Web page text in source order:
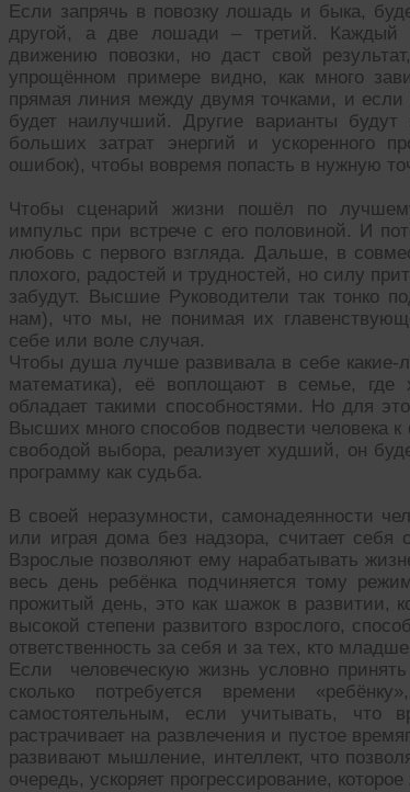
Если запрячь в повозку лошадь и быка,
другой, а две лошади – третий. Каждый
движению повозки, но даст свой
упрощённом примере видно, как много
прямая линия между двумя точками, и
будет наилучший. Другие варианты
больших затрат энергий и ускоренного
ошибок), чтобы вовремя попасть в нужную
Чтобы сценарий жизни пошёл по
импульс при встрече с его половиной. И
любовь с первого взгляда. Дальше, в
плохого, радостей и трудностей, но силу
забудут. Высшие Руководители так тонко
нам), что мы, не понимая их
себе или воле случая.
Чтобы душа лучше развивала в себе какие-
математика), её воплощают в семье, где
обладает такими способностями. Но для
Высших много способов подвести человека
свободой выбора, реализует худший, он
программу как судьба.
В своей неразумности, самонадеянности
или играя дома без надзора, считает
Взрослые позволяют ему нарабатывать
весь день ребёнка подчиняется тому
прожитый день, это как шажок в развитии,
высокой степени развитого взрослого,
ответственность за себя и за тех, кто младше
Если человеческую жизнь условно
сколько потребуется времени
самостоятельным, если учитывать, что
растрачивает на развлечения и пустое
развивают мышление, интеллект, что
очередь, ускоряет прогрессирование,